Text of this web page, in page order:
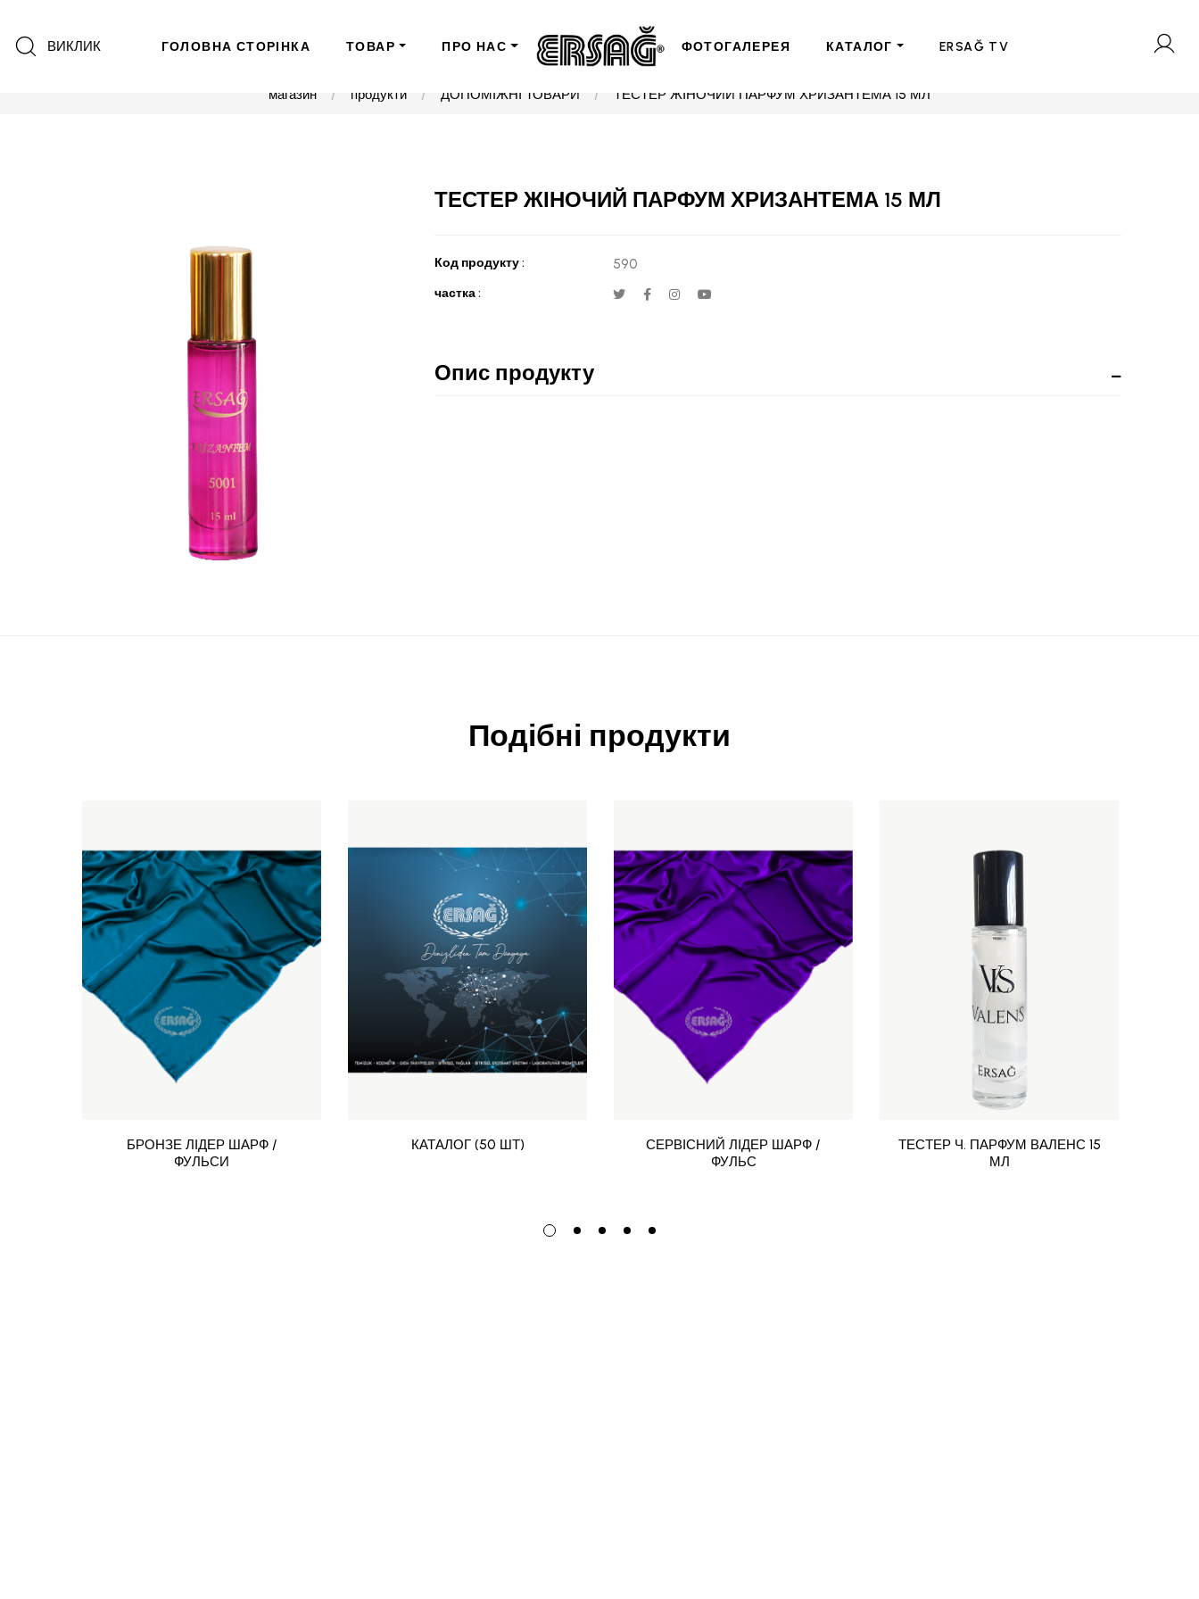
ВИКЛИК ГОЛОВНА СТОРІНКА ТОВАР ПРО НАС ФОТОГАЛЕРЕЯ КАТАЛОГ ERSAĞ TV
магазин продукти ДОПОМІЖНІ ТОВАРИ ТЕСТЕР ЖІНОЧИЙ ПАРФУМ ХРИЗАНТЕМА 15 МЛ
ТЕСТЕР ЖІНОЧИЙ ПАРФУМ ХРИЗАНТЕМА 15 МЛ
Код продукту : 590
частка :
Опис продукту
Подібні продукти
БРОНЗЕ ЛІДЕР ШАРФ /
ФУЛЬСИ
КАТАЛОГ (50 ШТ)
СЕРВІСНИЙ ЛІДЕР ШАРФ /
ФУЛЬС
ТЕСТЕР Ч. ПАРФУМ ВАЛЕНС 15
МЛ